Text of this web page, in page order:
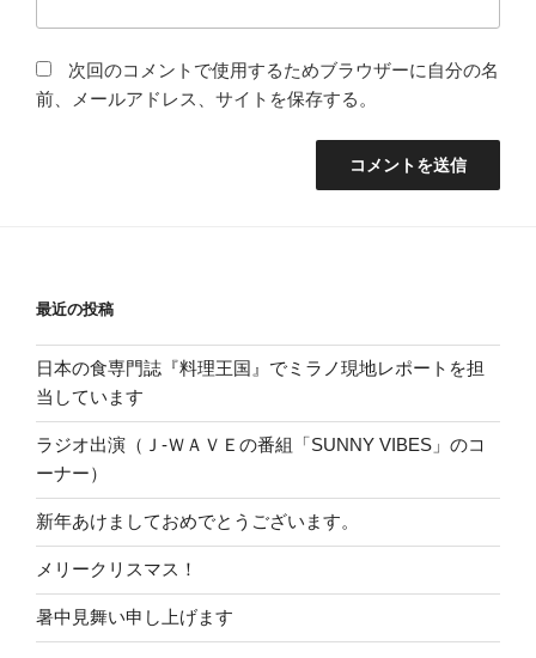
次回のコメントで使用するためブラウザーに自分の名
前、メールアドレス、サイトを保存する。
最近の投稿
日本の食専門誌『料理王国』でミラノ現地レポートを担
当しています
ラジオ出演（Ｊ-ＷＡＶＥの番組「SUNNY VIBES」のコ
ーナー）
新年あけましておめでとうございます。
メリークリスマス！
暑中見舞い申し上げます